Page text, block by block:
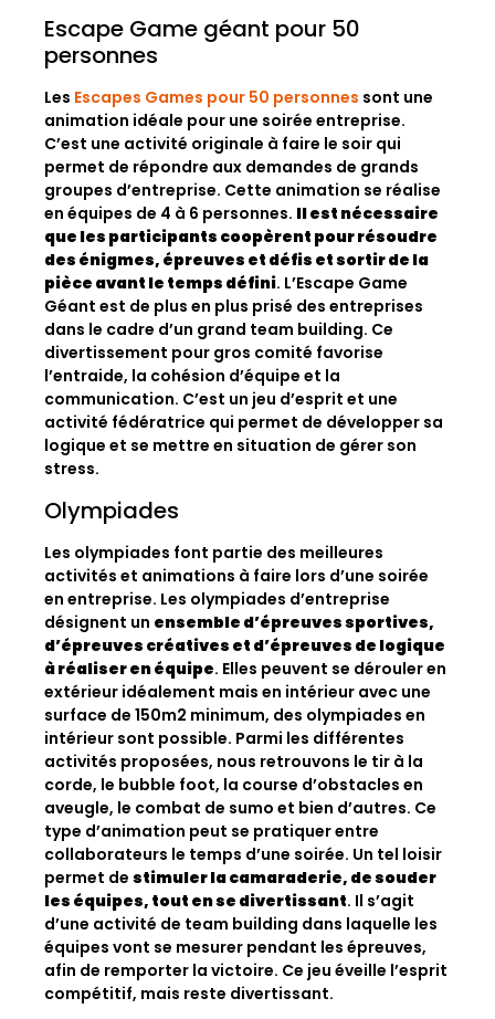
Escape Game géant pour 50
personnes
Les Escapes Games pour 50 personnes sont une
animation idéale pour une soirée entreprise.
C’est une activité originale à faire le soir qui
permet de répondre aux demandes de grands
groupes d’entreprise. Cette animation se réalise
en équipes de 4 à 6 personnes. Il est nécessaire
que les participants coopèrent pour résoudre
des énigmes, épreuves et défis et sortir de la
pièce avant le temps défini. L’Escape Game
Géant est de plus en plus prisé des entreprises
dans le cadre d’un grand team building. Ce
divertissement pour gros comité favorise
l’entraide, la cohésion d’équipe et la
communication. C’est un jeu d’esprit et une
activité fédératrice qui permet de développer sa
logique et se mettre en situation de gérer son
stress.
Olympiades
Les olympiades font partie des meilleures
activités et animations à faire lors d’une soirée
en entreprise. Les olympiades d’entreprise
désignent un ensemble d’épreuves sportives,
d’épreuves créatives et d’épreuves de logique
à réaliser en équipe. Elles peuvent se dérouler en
extérieur idéalement mais en intérieur avec une
surface de 150m2 minimum, des olympiades en
intérieur sont possible. Parmi les différentes
activités proposées, nous retrouvons le tir à la
corde, le bubble foot, la course d’obstacles en
aveugle, le combat de sumo et bien d’autres. Ce
type d’animation peut se pratiquer entre
collaborateurs le temps d’une soirée. Un tel loisir
permet de stimuler la camaraderie, de souder
les équipes, tout en se divertissant. Il s’agit
d’une activité de team building dans laquelle les
équipes vont se mesurer pendant les épreuves,
afin de remporter la victoire. Ce jeu éveille l’esprit
compétitif, mais reste divertissant.